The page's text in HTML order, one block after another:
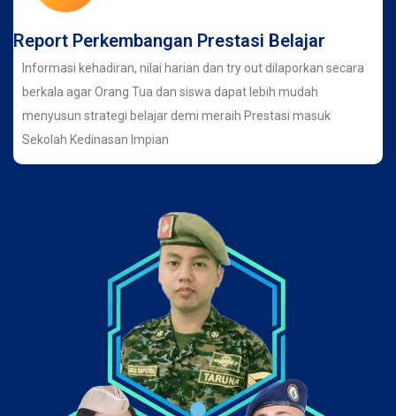
Report Perkembangan Prestasi Belajar
Informasi kehadiran, nilai harian dan try out dilaporkan secara
berkala agar Orang Tua dan siswa dapat lebih mudah
menyusun strategi belajar demi meraih Prestasi masuk
Sekolah Kedinasan Impian